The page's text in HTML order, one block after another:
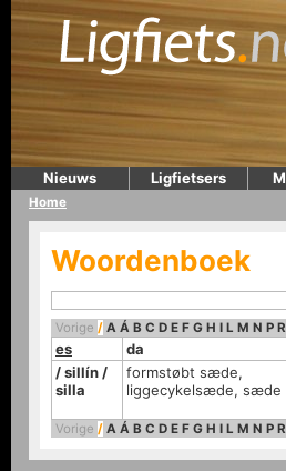
Nieuws Ligfietsers
Home
Woordenboek
Vorige / A Á B C D E F G H I L M N P R
es da
/ sillín /
silla
formstøbt sæde,
liggecykelsæde, sæde
Vorige / A Á B C D E F G H I L M N P R